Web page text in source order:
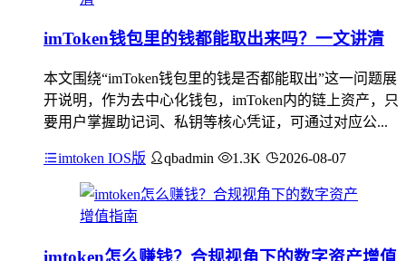
imToken钱包里的钱都能取出来吗？一文讲清
本文围绕“imToken钱包里的钱是否都能取出”这一问题展
开说明，作为去中心化钱包，imToken内的链上资产，只
要用户掌握助记词、私钥等核心凭证，可通过对应公...
imtoken IOS版 qbadmin 1.3K 2026-08-07
imtoken怎么赚钱？合规视角下的数字资产增值